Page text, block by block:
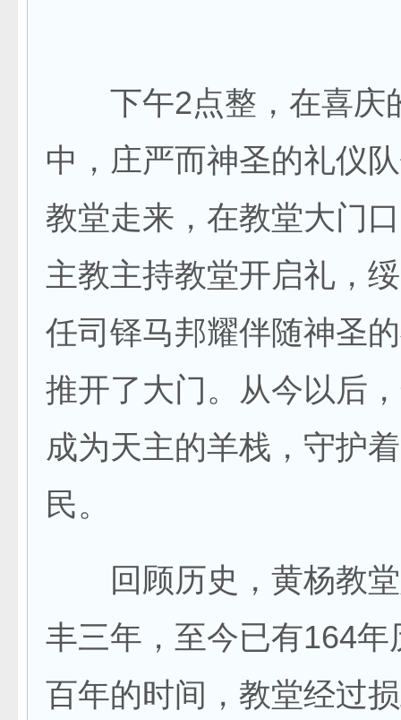
下午2点整，在喜庆
中，庄严而神圣的礼仪
教堂走来，在教堂大门
主教主持教堂开启礼，
任司铎马邦耀伴随神圣
推开了大门。从今以后
成为天主的羊栈，守护
民。
回顾历史，黄杨教堂
丰三年，至今已有164年
百年的时间，教堂经过